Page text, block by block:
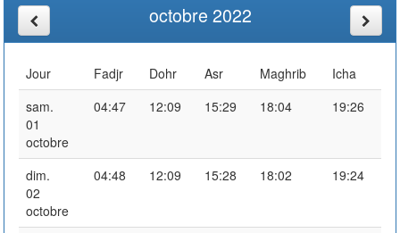
octobre 2022
Jour Fadjr Dohr Asr Maghrib
Icha
sam.
01
octobre
04:47 12:09 15:29 18:04 19:26
dim.
02
octobre
04:48 12:09 15:28 18:02 19:24